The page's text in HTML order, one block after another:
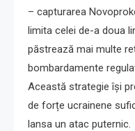
– capturarea
limita celei de-a doua
păstrează mai multe
bombardamente
Această strategie își
de forțe ucrainene
lansa un atac puternic.